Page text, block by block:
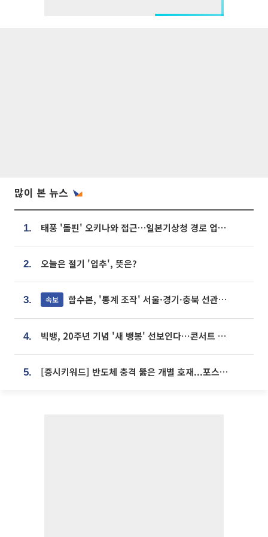
많이 본 뉴스
1. 태풍 '돌핀' 오키나와 접근…일본기상청 경로 업데이트
2. 오늘은 절기 '입추', 뜻은?
3. 속보 합수본, '통계 조작' 서울·경기·충북 선관위 등 추가 압수수색
4. 빅뱅, 20주년 기념 '새 뱅봉' 선보인다⋯콘서트 앞두고 팝업 개최
5. [증시키워드] 반도체 충격 뚫은 개별 호재...포스코퓨처엠·에코프로·한화솔루션 '눈길'